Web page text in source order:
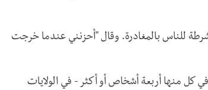
للناس بالمغادرة. وقال "أحزنني عندما خرجت
جماعي - قتل في كل منها أربعة أشخاص أو أكثر - في الولايات